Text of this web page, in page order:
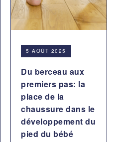
5 AOÛT 2025
Du berceau aux
premiers pas: la
place de la
chaussure dans le
développement du
pied du bébé